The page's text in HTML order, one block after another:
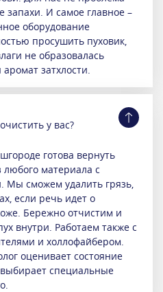
И самое главное –
оборудование
просушить пуховик,
не образовалась
затхлости.
у вас?
готова вернуть
материала с
Мы сможем удалить грязь,
если речь идет о
Бережно отчистим и
внутри. Работаем также с
и холлофайбером.
оценивает состояние
специальные